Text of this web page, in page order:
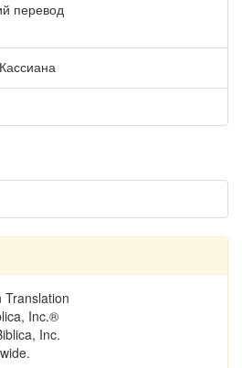
перевод
Translation
Inc.®
Inc.